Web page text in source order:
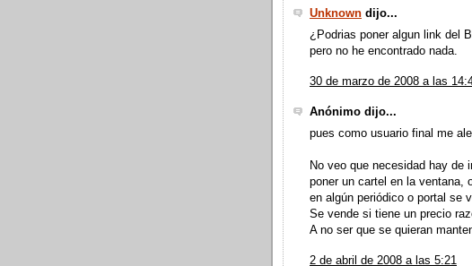
Unknown dijo...
¿Podrias poner algun link del
pero no he encontrado nada.
30 de marzo de 2008 a las
Anónimo dijo...
pues como usuario final me
No veo que necesidad hay de
poner un cartel en la ventana,
en algún periódico o portal se
Se vende si tiene un precio
A no ser que se quieran
2 de abril de 2008 a las 5:21